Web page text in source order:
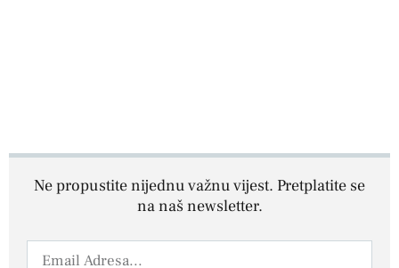
Ne propustite nijednu važnu vijest. Pretplatite se
na naš newsletter.